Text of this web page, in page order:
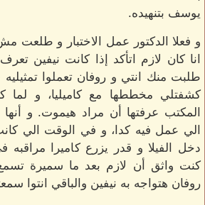
يوسف بتنهيده.
و فعلا الدكتور عمل الاختبار و
انا كان لازم اتأكد إذا كانت نيفين
طلبت منك انتي و روفان تعملوا
كشفتلي مخططها مع كاميليا، و لما
المكتب عرفتها أن مراد هيموت. و
الي عمل فيه كدا، و في الوقت الي
دخل الفيلا و قدر يزرع كاميرا
كنت واثق أن لازم بعد ما سميرة تسمع
روفان هتواجه به نيفين والباقي انتوا